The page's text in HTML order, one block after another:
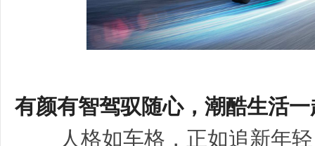
有颜有智驾驭随心，潮酷生活一
人格如车格，正如追新年轻